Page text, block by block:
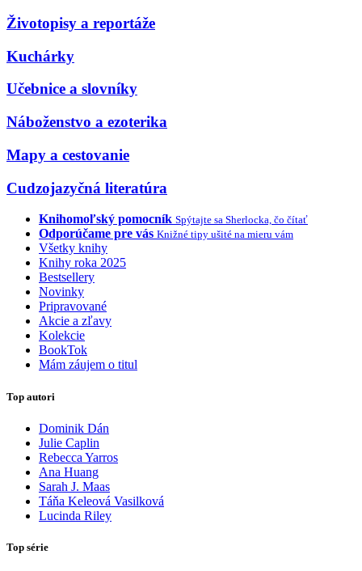
Životopisy a reportáže
Kuchárky
Učebnice a slovníky
Náboženstvo a ezoterika
Mapy a cestovanie
Cudzojazyčná literatúra
Knihomoľský pomocník Spýtajte sa Sherlocka, čo čítať
Odporúčame pre vás Knižné tipy ušité na mieru vám
Všetky knihy
Knihy roka 2025
Bestsellery
Novinky
Pripravované
Akcie a zľavy
Kolekcie
BookTok
Mám záujem o titul
Top autori
Dominik Dán
Julie Caplin
Rebecca Yarros
Ana Huang
Sarah J. Maas
Táňa Keleová Vasilková
Lucinda Riley
Top série